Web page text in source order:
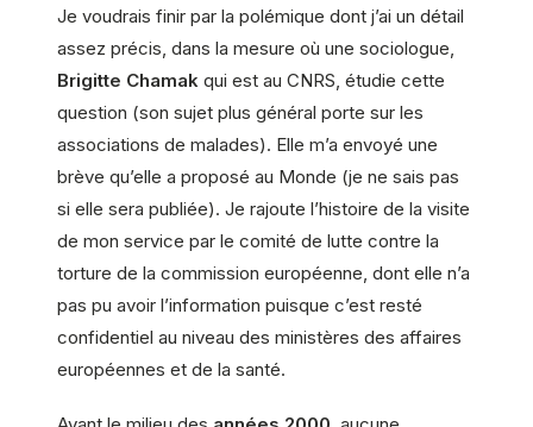
Je voudrais finir par la polémique dont j’ai un détail
assez précis, dans la mesure où une sociologue,
Brigitte Chamak qui est au CNRS, étudie cette
question (son sujet plus général porte sur les
associations de malades). Elle m’a envoyé une
brève qu’elle a proposé au Monde (je ne sais pas
si elle sera publiée). Je rajoute l’histoire de la visite
de mon service par le comité de lutte contre la
torture de la commission européenne, dont elle n’a
pas pu avoir l’information puisque c’est resté
confidentiel au niveau des ministères des affaires
européennes et de la santé.